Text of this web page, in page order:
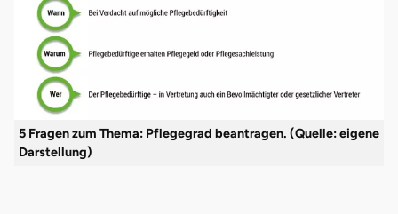
5 Fragen zum Thema: Pflegegrad beantragen. (Quelle: eigene
Darstellung)